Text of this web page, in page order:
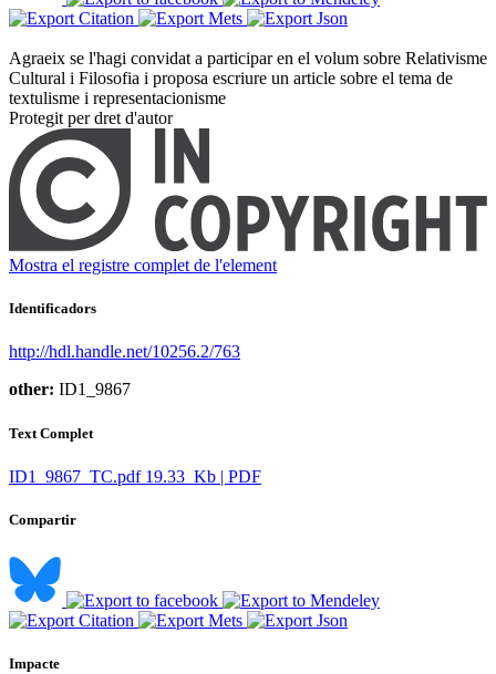
Agraeix se l'hagi convidat a participar en el volum sobre Relativisme
Cultural i Filosofia i proposa escriure un article sobre el tema de
textulisme i representacionisme ​
Protegit per dret d'autor
Mostra el registre complet de l'element
Identificadors
http://hdl.handle.net/10256.2/763
other: ID1_9867
Text Complet
ID1_9867_TC.pdf 19.33 Kb | PDF
Compartir
Impacte